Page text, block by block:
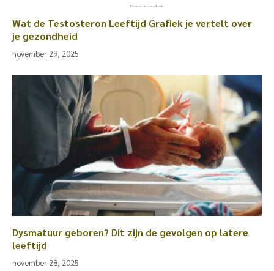
Wat de Testosteron Leeftijd Grafiek je vertelt over
je gezondheid
november 29, 2025
Dysmatuur geboren? Dit zijn de gevolgen op latere
leeftijd
november 28, 2025